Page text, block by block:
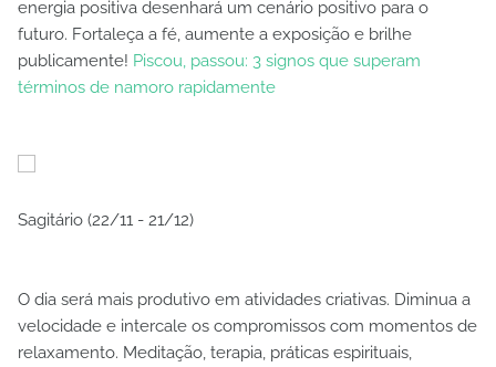
energia positiva desenhará um cenário positivo para o
futuro. Fortaleça a fé, aumente a exposição e brilhe
publicamente! Piscou, passou: 3 signos que superam
términos de namoro rapidamente
Sagitário (22/11 - 21/12)
O dia será mais produtivo em atividades criativas. Diminua a
velocidade e intercale os compromissos com momentos de
relaxamento. Meditação, terapia, práticas espirituais,